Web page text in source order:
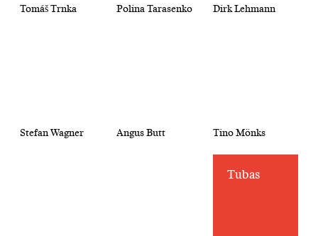
Tomáš Trnka Polina Tarasenko Dirk Lehmann
Stefan Wagner Angus Butt Tino Mönks
Tubas